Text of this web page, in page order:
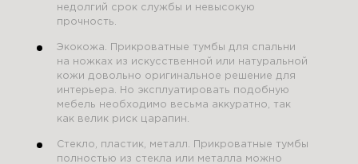
недолгий срок службы и невысокую
прочность.
Экокожа. Прикроватные тумбы для спальни
на ножках из искусственной или натуральной
кожи довольно оригинальное решение для
интерьера. Но эксплуатировать подобную
мебель необходимо весьма аккуратно, так
как велик риск царапин.
Стекло, пластик, металл. Прикроватные тумбы
полностью из стекла или металла можно